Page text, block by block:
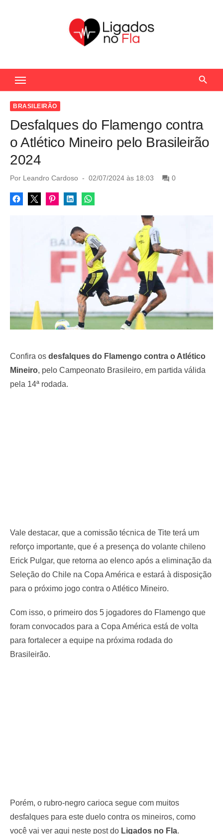
c
BRASILEIRÃO
Desfalques do Flamengo contra
o Atlético Mineiro pelo Brasileirão
2024
Por Leandro Cardoso
P
s
t
n
02/07/2024 às 18:03 0
Confira os desfalques do Flamengo contra o Atlético
Mineiro, pelo Campeonato Brasileiro, em partida válida
pela 14ª rodada.
Vale destacar, que a comissão técnica de Tite terá um
reforço importante, que é a presença do volante chileno
Erick Pulgar, que retorna ao elenco após a eliminação da
Seleção do Chile na Copa América e estará à disposição
para o próximo jogo contra o Atlético Mineiro.
Com isso, o primeiro dos 5 jogadores do Flamengo que
foram convocados para a Copa América está de volta
para fortalecer a equipe na próxima rodada do
Brasileirão.
Porém, o rubro-negro carioca segue com muitos
desfalques para este duelo contra os mineiros, como
você vai ver aqui neste post do Ligados no Fla.